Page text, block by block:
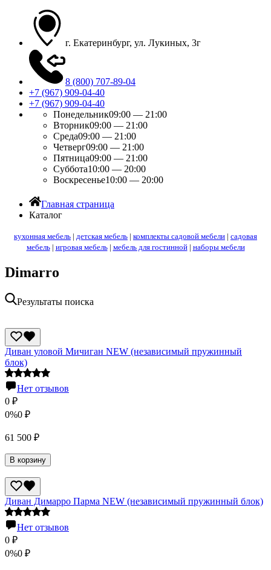
г. Екатеринбург, ул. Лукиных, 3г
8 (800) 707-89-04
+7 (967) 909-04-40
+7 (967) 909-04-40
Понедельник09:00 — 21:00
Вторник09:00 — 21:00
Среда09:00 — 21:00
Четверг09:00 — 21:00
Пятница09:00 — 21:00
Суббота10:00 — 20:00
Воскресенье10:00 — 20:00
Главная страница
Каталог
кухонная мебель | детская мебель | комплекты садовой мебели | садовая
мебель| игровая мебель| мебель для гостинной| наборы мебели
Dimarro
Результаты поиска
Диван уловой Мичиган NEW (независимый пружинный
блок)
Нет отзывов
0 ₽
0%0 ₽
61 500 ₽
В корзину
Диван Димарро Парма NEW (независимый пружинный блок)
Нет отзывов
0 ₽
0%0 ₽